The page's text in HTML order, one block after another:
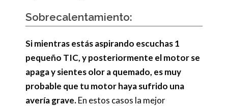
Sobrecalentamiento:
Si mientras estás aspirando escuchas 1
pequeño TIC, y posteriormente el motor se
apaga y sientes olor a quemado, es muy
probable que tu motor haya sufrido una
avería grave.En estos casos la mejor